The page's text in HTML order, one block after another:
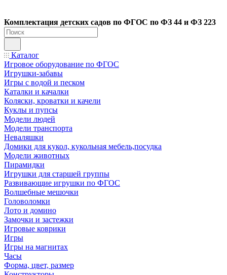
Комплектация детских садов по ФГОC по ФЗ 44 и ФЗ 223
Каталог
Игровое оборудование по ФГОС
Игрушки-забавы
Игры с водой и песком
Каталки и качалки
Коляски, кроватки и качели
Куклы и пупсы
Модели людей
Модели транспорта
Неваляшки
Домики для кукол, кукольная мебель,посудка
Модели животных
Пирамидки
Игрушки для старшей группы
Развивающие игрушки по ФГОС
Волшебные мешочки
Головоломки
Лото и домино
Замочки и застежки
Игровые коврики
Игры
Игры на магнитах
Часы
Форма, цвет, размер